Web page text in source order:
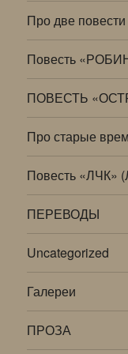
Про две повести
Повесть
ПОВЕСТЬ
Про старые
Повесть «ЛЧК»
ПЕРЕВОДЫ
Uncategorized
Галереи
ПРОЗА